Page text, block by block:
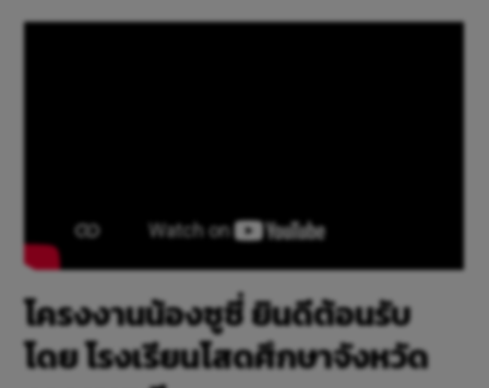
โครงงานน้องซูซี่ ยินดีต้อนรับ
โดย โรงเรียนโสดศึกษาจังหวัด